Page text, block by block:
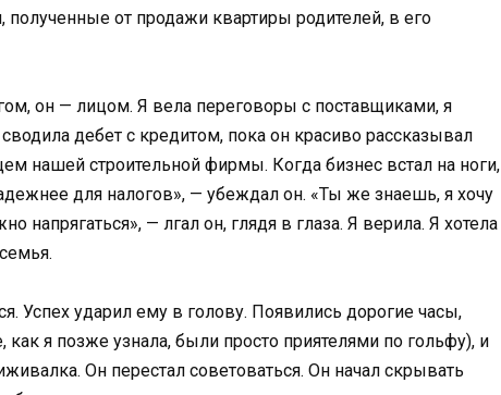
от продажи квартиры родителей, в его
он — лицом. Я вела переговоры с поставщиками, я
дебет с кредитом, пока он красиво рассказывал
нашей строительной фирмы. Когда бизнес встал на ноги,
для налогов», — убеждал он. «Ты же знаешь, я хочу
напрягаться», — лгал он, глядя в глаза. Я верила. Я хотела
Успех ударил ему в голову. Появились дорогие часы,
как я позже узнала, были просто приятелями по гольфу), и
Он перестал советоваться. Он начал скрывать